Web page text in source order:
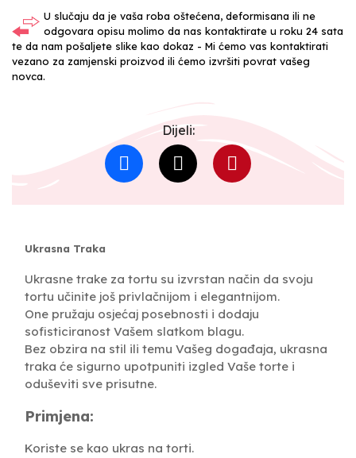
U slučaju da je vaša roba oštećena, deformisana ili ne
odgovara opisu molimo da nas kontaktirate u roku 24 sata
te da nam pošaljete slike kao dokaz - Mi ćemo vas kontaktirati
vezano za zamjenski proizvod ili ćemo izvršiti povrat vašeg
novca.
Dijeli:
Ukrasna Traka
Ukrasne trake za tortu su izvrstan način da svoju
tortu učinite još privlačnijom i elegantnijom.
One pružaju osjećaj posebnosti i dodaju
sofisticiranost Vašem slatkom blagu.
Bez obzira na stil ili temu Vašeg događaja, ukrasna
traka će sigurno upotpuniti izgled Vaše torte i
oduševiti sve prisutne.
Primjena:
Koriste se kao ukras na torti.